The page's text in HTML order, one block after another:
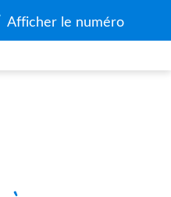
Afficher le numéro